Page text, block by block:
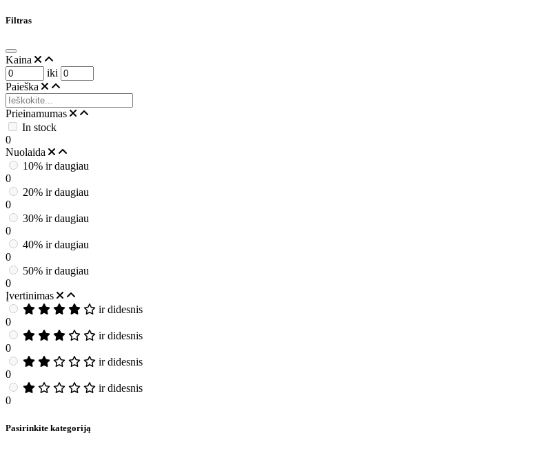
Filtras
Kaina
iki
Paieška
Prieinamumas
In stock
0
Nuolaida
10% ir daugiau
0
20% ir daugiau
0
30% ir daugiau
0
40% ir daugiau
0
50% ir daugiau
0
Įvertinimas
ir didesnis
0
ir didesnis
0
ir didesnis
0
ir didesnis
0
Pasirinkite kategoriją